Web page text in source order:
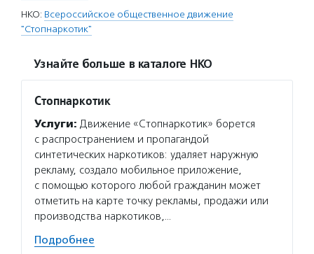
НКО: Всероссийское общественное движение
"Стопнаркотик"
Узнайте больше в каталоге НКО
Стопнаркотик
Услуги: Движение «Стопнаркотик» борется
с распространением и пропагандой
синтетических наркотиков: удаляет наружную
рекламу, создало мобильное приложение,
с помощью которого любой гражданин может
отметить на карте точку рекламы, продажи или
производства наркотиков,…
Подробнее